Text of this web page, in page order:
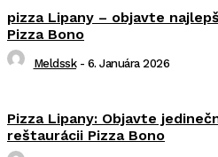
pizza Lipany – objavte
Pizza Bono
Meldssk - 6. Januára 2026
Pizza Lipany: Objavte
reštaurácii Pizza Bono